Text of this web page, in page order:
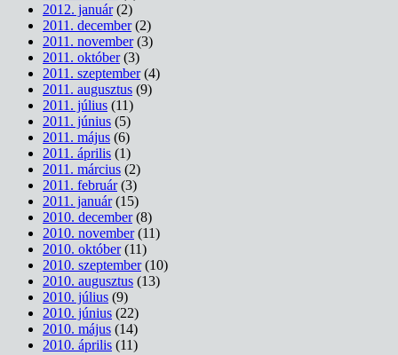
2012. január(2)
2011. december(2)
2011. november(3)
2011. október(3)
2011. szeptember(4)
2011. augusztus (9)
2011. július (11)
2011. június (5)
2011. május (6)
2011. április (1)
2011. március (2)
2011. február(3)
2011. január(15)
2010. december(8)
2010. november(11)
2010. október(11)
2010. szeptember(10)
2010. augusztus (13)
2010. július (9)
2010. június (22)
2010. május (14)
2010. április (11)